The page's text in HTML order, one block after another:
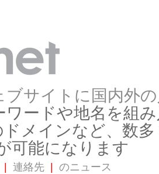
ブサイトに国内外
ワードや地名を組
メインなど、数
可能になります
連絡先 のニュース